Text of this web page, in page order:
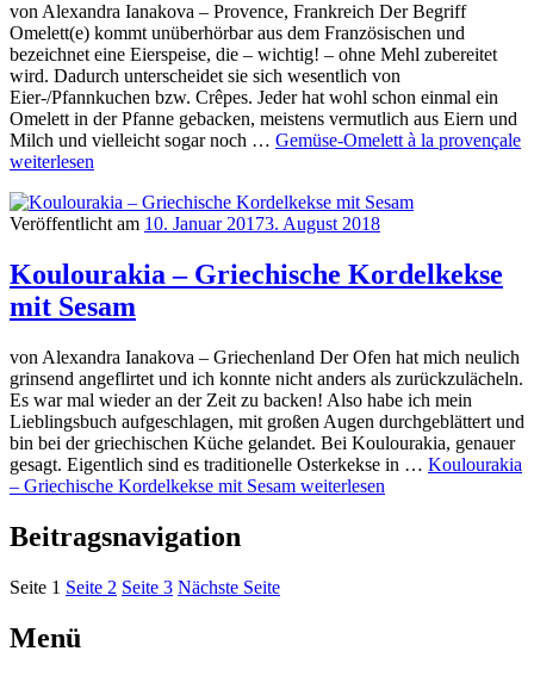
von Alexandra Ianakova – Provence, Frankreich Der Begriff
Omelett(e) kommt unüberhörbar aus dem Französischen und
bezeichnet eine Eierspeise, die – wichtig! – ohne Mehl zubereitet
wird. Dadurch unterscheidet sie sich wesentlich von
Eier-/Pfannkuchen bzw. Crêpes. Jeder hat wohl schon einmal ein
Omelett in der Pfanne gebacken, meistens vermutlich aus Eiern und
Milch und vielleicht sogar noch … Gemüse-Omelett à la provençale
weiterlesen
Veröffentlicht am 10. Januar 20173. August 2018
Koulourakia – Griechische Kordelkekse
mit Sesam
von Alexandra Ianakova – Griechenland Der Ofen hat mich neulich
grinsend angeflirtet und ich konnte nicht anders als zurückzulächeln.
Es war mal wieder an der Zeit zu backen! Also habe ich mein
Lieblingsbuch aufgeschlagen, mit großen Augen durchgeblättert und
bin bei der griechischen Küche gelandet. Bei Koulourakia, genauer
gesagt. Eigentlich sind es traditionelle Osterkekse in … Koulourakia
– Griechische Kordelkekse mit Sesam weiterlesen
Beitragsnavigation
Seite 1 Seite 2 Seite 3 Nächste Seite
Menü